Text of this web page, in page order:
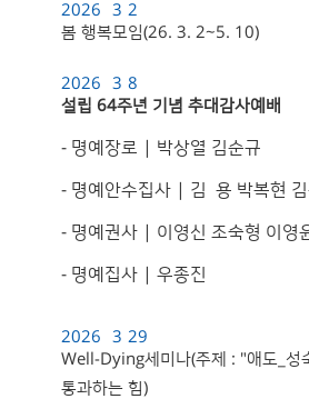
2026 3 2
봄 행복모임(26. 3. 2~5. 10)
2026 3 8
설립 64주년 기념 추대감사예배
- 명예장로 | 박상열 김순규
- 명예안수집사 | 김 용 박복현 김
- 명예권사 | 이영신 조숙형 이영
- 명예집사 | 우종진
2026 3 29
Well-Dying세미나(주제 : "애도_성
통과하는 힘)